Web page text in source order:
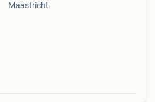
Maastricht